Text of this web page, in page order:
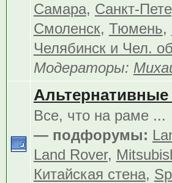
Самара, Санкт-
Смоленск, Тюмень,
Челябинск и Чел.
Модераторы:
Альтернативные
Все, что на раме ...
— подфорумы:
Land Rover,
Китайская стена,